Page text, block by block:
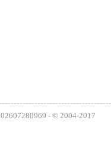
- © 2004-2017